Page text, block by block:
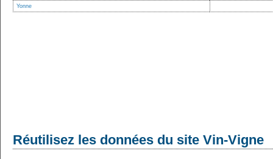
Yonne
Réutilisez les données du site Vin-Vigne